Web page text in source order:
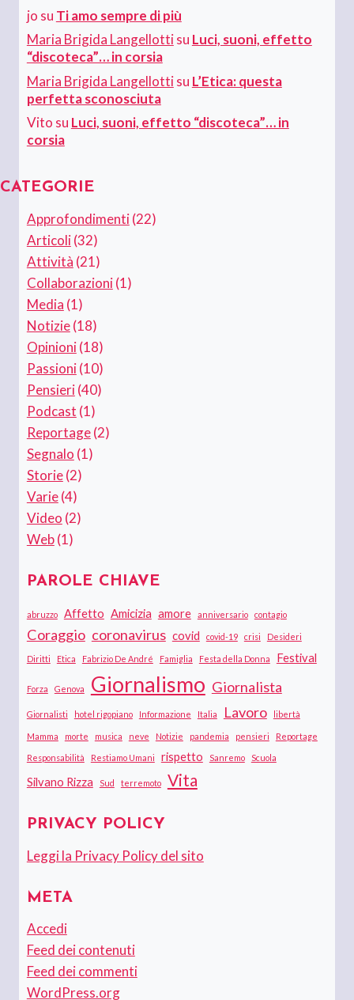
jo su Ti amo sempre di più
Maria Brigida Langellottisu Luci, suoni, effetto
“discoteca”… in corsia
Maria Brigida Langellottisu L’Etica: questa
perfetta sconosciuta
Vito su Luci, suoni, effetto “discoteca”… in
corsia
CATEGORIE
Approfondimenti(22)
Articoli(32)
Attività (21)
Collaborazioni(1)
Media (1)
Notizie(18)
Opinioni(18)
Passioni(10)
Pensieri(40)
Podcast (1)
Reportage(2)
Segnalo (1)
Storie(2)
Varie(4)
Video (2)
Web(1)
PAROLE CHIAVE
abruzzo Affetto Amicizia amore anniversario contagio
Coraggio coronavirus covid covid-19 crisi Desideri
Diritti Etica Fabrizio De André Famiglia Festa della Donna Festival
Forza Genova Giornalismo Giornalista
Giornalisti hotel rigopiano Informazione Italia Lavoro libertà
Mamma morte musica neve Notizie pandemia pensieri Reportage
Responsabilità Restiamo Umani rispetto Sanremo Scuola
Silvano Rizza Sud terremoto Vita
PRIVACY POLICY
Leggi la Privacy Policy del sito
META
Accedi
Feed dei contenuti
Feed dei commenti
WordPress.org